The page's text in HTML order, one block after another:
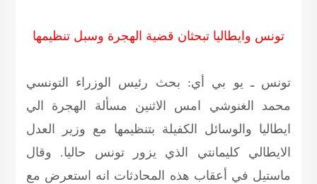
تونس وايطاليا تبحثان قضية الهجرة وسبل تنظيمها
تونس ـ يو بي أي: بحث رئيس الوزراء التونسي
محمد الغنوشي امس الاثنين مسألة الهجرة الي
ايطاليا والوسائل الكفيلة بتنظيمها مع وزير العدل
الايطالي كليمانتي الذي يزور تونس حاليا. وقال
ماستيل في أعقاب هذه المحادثات انه استعرض مع